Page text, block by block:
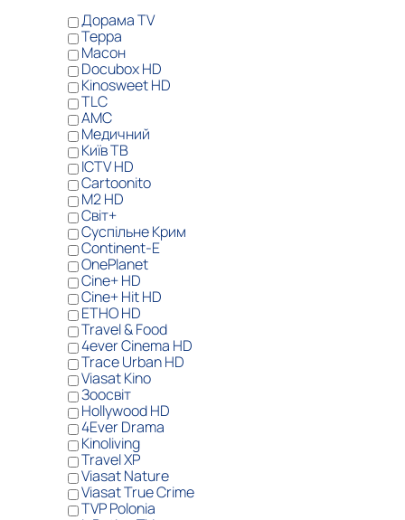
Дорама TV
Терра
Масон
Docubox HD
Kinosweet HD
TLC
AMC
Медичний
Київ ТВ
ICTV HD
Cartoonito
M2 HD
Світ+
Суспільне Крим
Continent-Е
OnePlanet
Cine+ HD
Cine+ Hit HD
ЕТНО HD
Travel & Food
4ever Cinema HD
Trace Urban HD
Viasat Kino
Зоосвіт
Hollywood HD
4Ever Drama
Kinoliving
Travel XP
Viasat Nature
Viasat True Crime
TVP Polonia